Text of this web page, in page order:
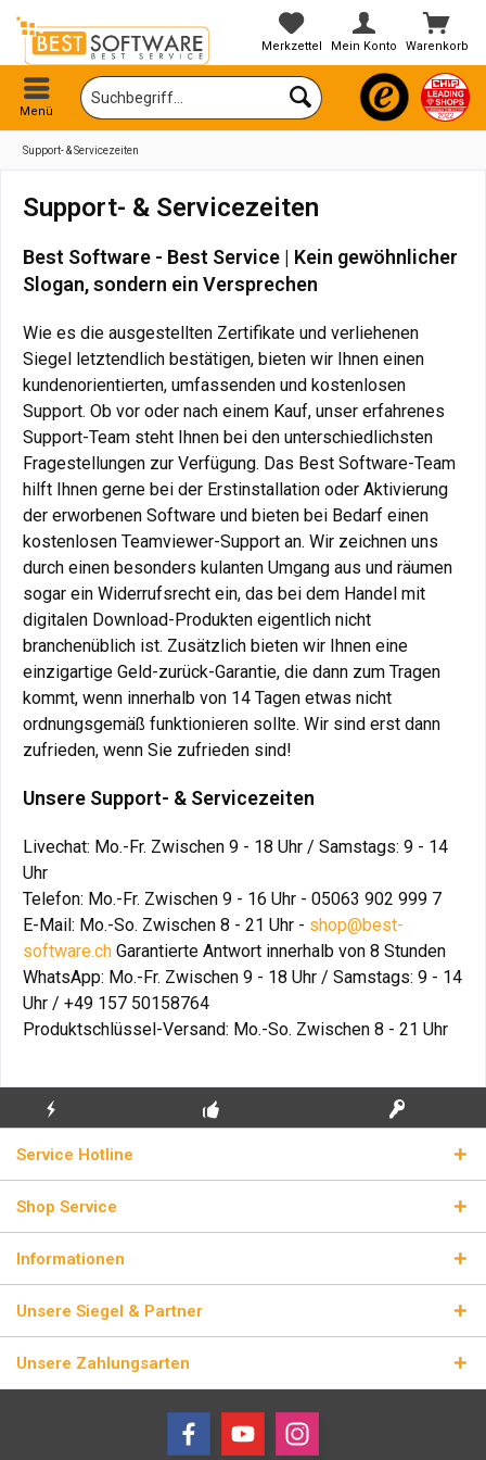
Warenkorb
Merkzettel Mein Konto
Menü
Support- & Servicezeiten
Support- & Servicezeiten
Best Software - Best Service | Kein gewöhnlicher
Slogan, sondern ein Versprechen
Wie es die ausgestellten Zertifikate und verliehenen
Siegel letztendlich bestätigen, bieten wir Ihnen einen
kundenorientierten, umfassenden und kostenlosen
Support. Ob vor oder nach einem Kauf, unser erfahrenes
Support-Team steht Ihnen bei den unterschiedlichsten
Fragestellungen zur Verfügung. Das Best Software-Team
hilft Ihnen gerne bei der Erstinstallation oder Aktivierung
der erworbenen Software und bieten bei Bedarf einen
kostenlosen Teamviewer-Support an. Wir zeichnen uns
durch einen besonders kulanten Umgang aus und räumen
sogar ein Widerrufsrecht ein, das bei dem Handel mit
digitalen Download-Produkten eigentlich nicht
branchenüblich ist. Zusätzlich bieten wir Ihnen eine
einzigartige Geld-zurück-Garantie, die dann zum Tragen
kommt, wenn innerhalb von 14 Tagen etwas nicht
ordnungsgemäß funktionieren sollte. Wir sind erst dann
zufrieden, wenn Sie zufrieden sind!
Unsere Support- & Servicezeiten
Livechat: Mo.-Fr. Zwischen 9 - 18 Uhr / Samstags: 9 - 14
Uhr
Telefon: Mo.-Fr. Zwischen 9 - 16 Uhr - 05063 902 999 7
E-Mail: Mo.-So. Zwischen 8 - 21 Uhr - shop@best-
software.ch Garantierte Antwort innerhalb von 8 Stunden
WhatsApp: Mo.-Fr. Zwischen 9 - 18 Uhr / Samstags: 9 - 14
Uhr / +49 157 50158764
Produktschlüssel-Versand: Mo.-So. Zwischen 8 - 21 Uhr
BLITZVERSAND
LIZENZSCHLÜSSEL
Service Hotline
Shop Service
Informationen
Unsere Siegel & Partner
Unsere Zahlungsarten